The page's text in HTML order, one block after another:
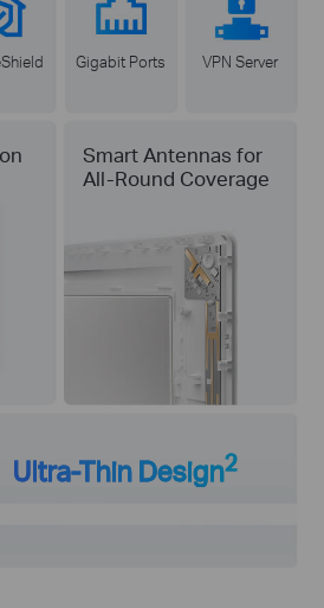
Gigabit Ports VPN Server
Smart Antennas for
All-Round Coverage
Ultra-Thin Design2